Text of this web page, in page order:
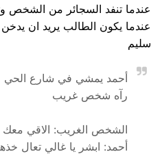
عندما تنفد السجائر من الشخص
عندما يكون الطالب يريد ان
سليم
أحمد يمشي في شارع الحي
رآه شخص غريب
الشخص الغريب: الاقي معك
أحمد: ابشر يا غالي تعال